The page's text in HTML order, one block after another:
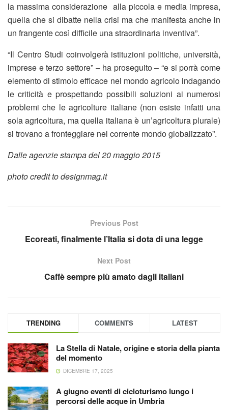
la massima considerazione alla piccola e media impresa,
quella che si dibatte nella crisi ma che manifesta anche in
un frangente così difficile una straordinaria inventiva”.
“Il Centro Studi coinvolgerà istituzioni politiche, università,
imprese e terzo settore” – ha proseguito – “e si porrà come
elemento di stimoloefficace nel mondo agricolo indagando
le criticità e prospettando possibili soluzioni ai numerosi
problemi che le agricolture italiane (non esiste infatti una
sola agricoltura, ma quella italiana è un’agricoltura plurale)
si trovano a fronteggiare nel corrente mondo globalizzato”.
Dalle agenzie stampa del20 maggio 2015
photo credit to designmag.it
Previous Post
Ecoreati, finalmente l’Italia si dota di una legge
Next Post
Caffè sempre più amato dagli italiani
TRENDING COMMENTS LATEST
La Stella di Natale, origine e storia della pianta
del momento
DICEMBRE 17, 2025
A giugno eventi di cicloturismo lungo i
percorsi delle acque in Umbria